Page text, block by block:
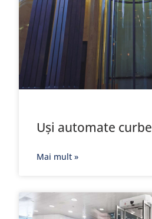
Uși automate curbe
Mai mult »